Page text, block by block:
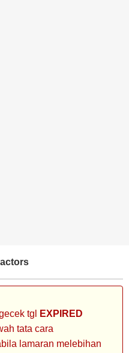
tgl
EXPIRED
tata cara
lamaran melebihan